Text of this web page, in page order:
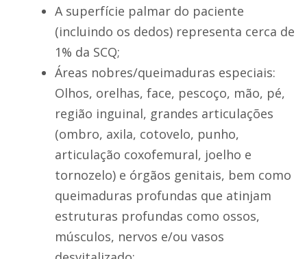
A superfície palmar do paciente
(incluindo os dedos) representa cerca de
1% da SCQ;
Áreas nobres/queimaduras especiais:
Olhos, orelhas, face, pescoço, mão, pé,
região inguinal, grandes articulações
(ombro, axila, cotovelo, punho,
articulação coxofemural, joelho e
tornozelo) e órgãos genitais, bem como
queimaduras profundas que atinjam
estruturas profundas como ossos,
músculos, nervos e/ou vasos